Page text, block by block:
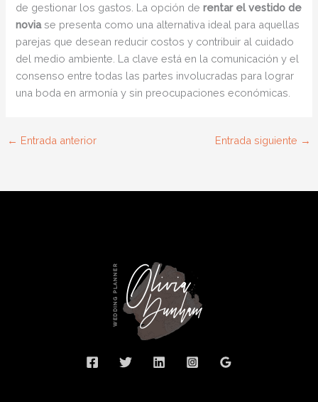
de gestionar los gastos. La opción derentar el vestido de
noviase presenta como una alternativa ideal para aquellas
parejas que desean reducir costos y contribuir al cuidado
del medio ambiente. La clave está en la comunicación y el
consenso entre todas las partes involucradas para lograr
una boda en armonía y sin preocupaciones económicas.
← Entrada anterior Entrada siguiente →